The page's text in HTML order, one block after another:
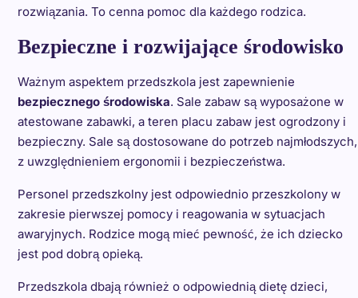
rozwiązania. To cenna pomoc dla każdego rodzica.
Bezpieczne i rozwijające środowisko
Ważnym aspektem przedszkola jest zapewnienie
bezpiecznego środowiska. Sale zabaw są wyposażone w
atestowane zabawki, a teren placu zabaw jest ogrodzony i
bezpieczny. Sale są dostosowane do potrzeb najmłodszych,
z uwzględnieniem ergonomii i bezpieczeństwa.
Personel przedszkolny jest odpowiednio przeszkolony w
zakresie pierwszej pomocy i reagowania w sytuacjach
awaryjnych. Rodzice mogą mieć pewność, że ich dziecko
jest pod dobrą opieką.
Przedszkola dbają również o odpowiednią dietę dzieci,